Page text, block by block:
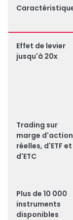
Effet de levier
jusqu'à 20x
Trading sur
marge
réelles, d'ETF et
d'ETC
Plus de 10 000
instruments
disponibles